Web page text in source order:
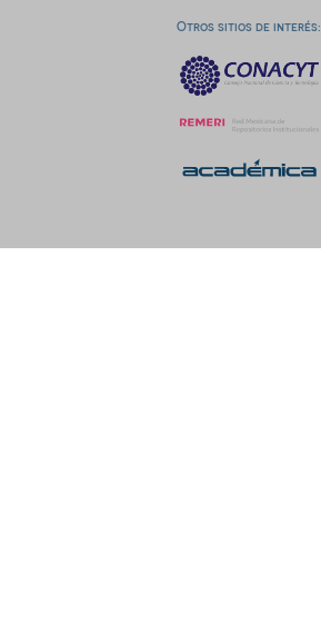
Otros sitios de interés: